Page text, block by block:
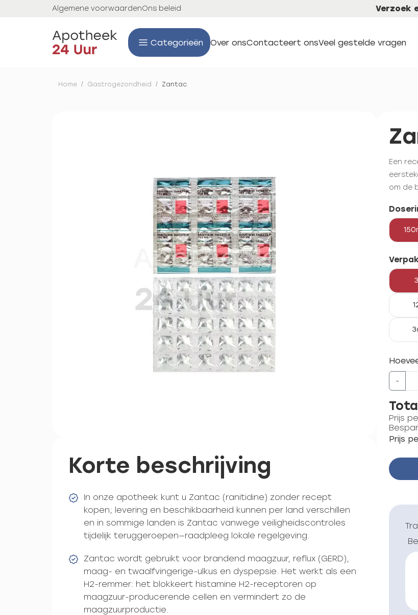
Algemene voorwaardenOns beleid Verzoek
Categorieën Over onsContacteert onsVeel gestelde vragen
Home / Gastrogezondheid / Zantac
Korte beschrijving
In onze apotheek kunt u Zantac (ranitidine) zonder recept
kopen; levering en beschikbaarheid kunnen per land verschillen
en in sommige landen is Zantac vanwege veiligheidscontroles
tijdelijk teruggeroepen—raadpleeg lokale regelgeving.
Zantac wordt gebruikt voor brandend maagzuur, reflux (GERD),
maag- en twaalfvingerige-ulkus en dyspepsie. Het werkt als een
H2-remmer: het blokkeert histamine H2-receptoren op
maagzuur-producerende cellen en vermindert zo de
maagzuurproductie.
Een
om de
-
Prijs
Prijs